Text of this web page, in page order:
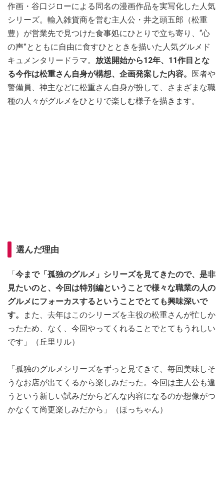
作画・谷口ジローによる同名の漫画作品を実写化した人気
シリーズ。輸入雑貨商を営む主人公・井之頭五郎（松重
豊）が営業先で見つけた食事処にひとりで立ち寄り、“心
の声”とともに自由に食すひとときを描いた人気グルメド
キュメンタリードラマ。 放送開始から12年、11作目とな
る今作は松重さん自身が構想、企画発案した内容。 医者や
警備員、神主などに松重さん自身が扮して、さまざまな職
種の人々がグルメをひとりで楽しむ様子を描きます。
選んだ理由
「今まで「孤独のグルメ」シリーズを見てきたので、是非
見たいのと、今回は特別編ということで様々な職業の人の
グルメにフォーカスするということでとても興味深いで
す。
また、去年はこのシリーズを主役の松重さんが忙しか
ったため、なく、今回やってくれることでとてもうれしい
です」（丘里リル）
「孤独のグルメシリーズをずっと見てきて、毎回美味しそ
うなお店が出てくるから楽しみだった。今回は主人公も違
うという新しい試みだからどんな内容になるのか想像がつ
かなくて尚更楽しみだから」（ほっちゃん）